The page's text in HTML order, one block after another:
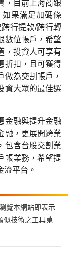
，目前上海商銀
果滿足加碼條
行提款/跨行轉
數位帳戶，希望
，投資人可享有
折扣，且可獲得
為交割帳戶，
資大眾的最佳選
融與提升金融
融，更展開跨業
包含台股交割業
帳業務，希望提
平台。
覽本網站即表示
似技術之工具蒐